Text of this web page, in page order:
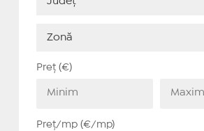
Preț (€)
Preț/mp (€/mp)